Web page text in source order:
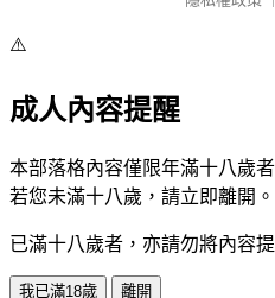
⚠️
成人內容提醒
本部落格內容僅限年滿十八歲者
若您未滿十八歲，請立即離開。
已滿十八歲者，亦請勿將內容
我已滿18歲 離開